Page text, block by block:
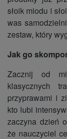
słoik miodu i
was
zestaw, który
Jak go
Zacznij od
klasycznych
przyprawami i
kto lubi
zaczyna dzień
że nauczyciel